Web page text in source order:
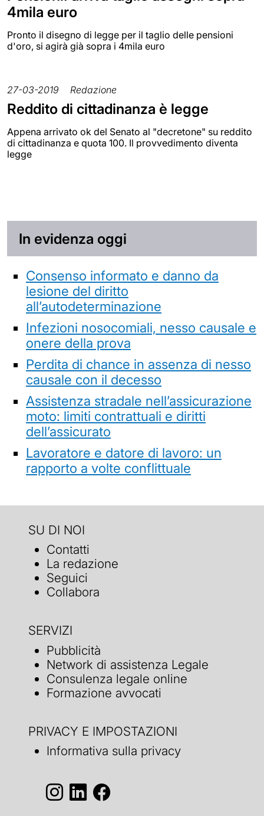
4mila euro
Pronto il disegno di legge per il taglio delle pensioni
d'oro, si agirà già sopra i 4mila euro
27-03-2019 Redazione
Reddito di cittadinanza è legge
Appena arrivato ok del Senato al "decretone" su reddito
di cittadinanza e quota 100. Il provvedimento diventa
legge
In evidenza oggi
Consenso informato e danno da
lesione del diritto
all’autodeterminazione
Infezioni nosocomiali, nesso causale e
onere della prova
Perdita di chance in assenza di nesso
causale con il decesso
Assistenza stradale nell’assicurazione
moto: limiti contrattuali e diritti
dell’assicurato
Lavoratore e datore di lavoro: un
rapporto a volte conflittuale
SU DI NOI
Contatti
La redazione
Seguici
Collabora
SERVIZI
Pubblicità
Network di assistenza Legale
Consulenza legale online
Formazione avvocati
PRIVACY E IMPOSTAZIONI
Informativa sulla privacy